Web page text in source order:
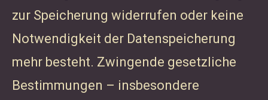
zur Speicherung widerrufen oder keine
Notwendigkeit der Datenspeicherung
mehr besteht. Zwingende gesetzliche
Bestimmungen – insbesondere